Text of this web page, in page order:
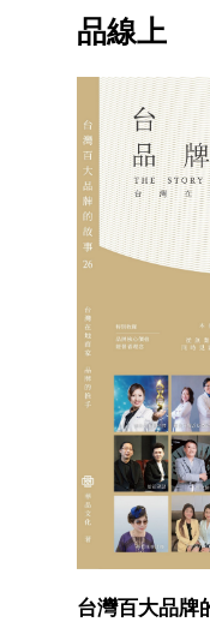
品線上
台灣百大品牌